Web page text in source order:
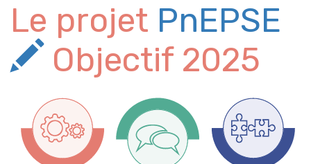
Le projet PnEPSE
Objectif 2025